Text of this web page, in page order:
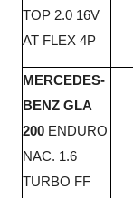
TOP 2.0 16V
AT FLEX 4P
MERCEDES-
BENZ GLA
200 ENDURO
NAC. 1.6
TURBO FF